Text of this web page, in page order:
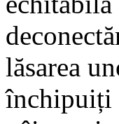
lăsarea
închipuiți